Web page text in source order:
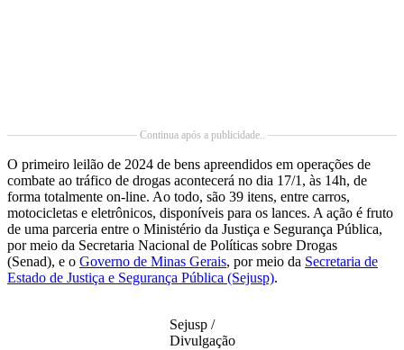
Continua após a publicidade..
O primeiro leilão de 2024 de bens apreendidos em operações de
combate ao tráfico de drogas acontecerá no dia 17/1, às 14h, de
forma totalmente on-line. Ao todo, são 39 itens, entre carros,
motocicletas e eletrônicos, disponíveis para os lances. A ação é fruto
de uma parceria entre o Ministério da Justiça e Segurança Pública,
por meio da Secretaria Nacional de Políticas sobre Drogas
(Senad), e o Governo de Minas Gerais, por meio da Secretaria de
Estado de Justiça e Segurança Pública (Sejusp).
Sejusp /
Divulgação